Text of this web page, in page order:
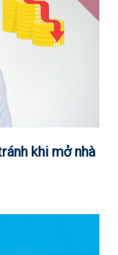
khi mở nhà